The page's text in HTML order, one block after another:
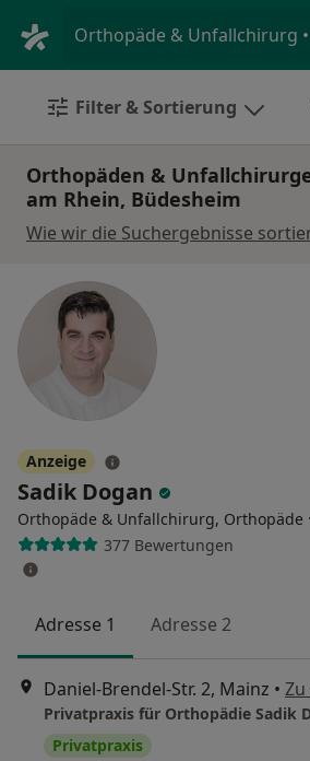
Filter & Sortierung
Orthopäden &
am Rhein, Büdesheim
Wie wir die Suchergebnisse
Anzeige
Sadik Dogan
Orthopäde & Unfallchirurg, Orthopäde ·
377 Bewertungen
Adresse 1 Adresse 2
Daniel-Brendel-Str. 2, Mainz •
Privatpraxis